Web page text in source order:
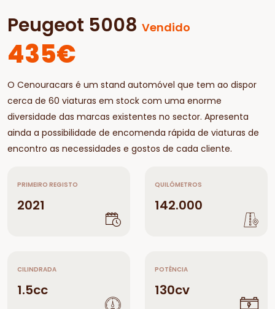
Peugeot 5008 Vendido
435€
O Cenouracars é um stand automóvel que tem ao dispor
cerca de 60 viaturas em stock com uma enorme
diversidade das marcas existentes no sector. Apresenta
ainda a possibilidade de encomenda rápida de viaturas de
encontro as necessidades e gostos de cada cliente.
PRIMEIRO REGISTO
2021
QUILÓMETROS
142.000
CILINDRADA
1.5cc
POTÊNCIA
130cv